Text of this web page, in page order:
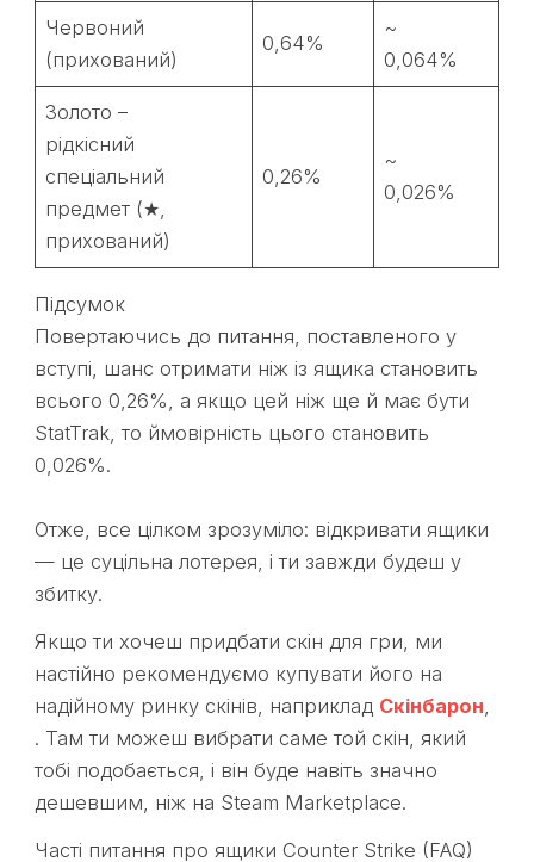
Червоний
(прихований)
0,64%
~
0,064%
Золото –
рідкісний
спеціальний
предмет (★,
прихований)
0,26%
~
0,026%
Підсумок
Повертаючись до питання, поставленого у
вступі, шанс отримати ніж із ящика становить
всього 0,26%, а якщо цей ніж ще й має бути
StatTrak, то ймовірність цього становить
0,026%.
Отже, все цілком зрозуміло: відкривати ящики
— це суцільна лотерея, і ти завжди будеш у
збитку.
Якщо ти хочеш придбати скін для гри, ми
настійно рекомендуємо купувати його на
надійному ринку скінів, наприклад Скінбарон
. Там ти можеш вибрати саме той скін, який
тобі подобається, і він буде навіть значно
дешевшим, ніж на Steam Marketplace.
Часті питання про ящики Counter Strike (FAQ)